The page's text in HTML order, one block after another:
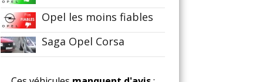
Opel les moins fiables
Saga Opel Corsa